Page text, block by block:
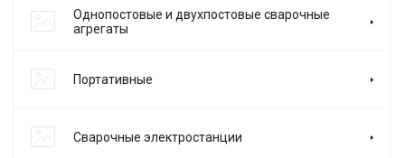
Однопостовые и двухпостовые сварочные
агрегаты
Портативные
Сварочные электростанции